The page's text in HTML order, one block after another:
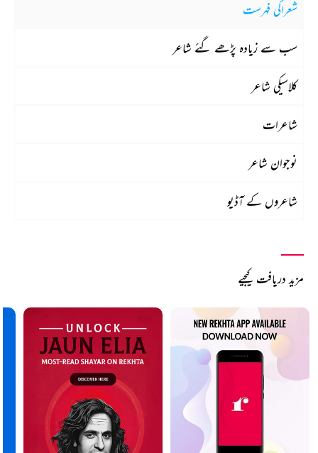
شعراکی فہرست
سب سے زیادہ پڑھے گئے شاعر
کلاسیکی شاعر
شاعرات
نوجوان شاعر
شاعروں کے آڈیو
مزید دریافت کیجیے